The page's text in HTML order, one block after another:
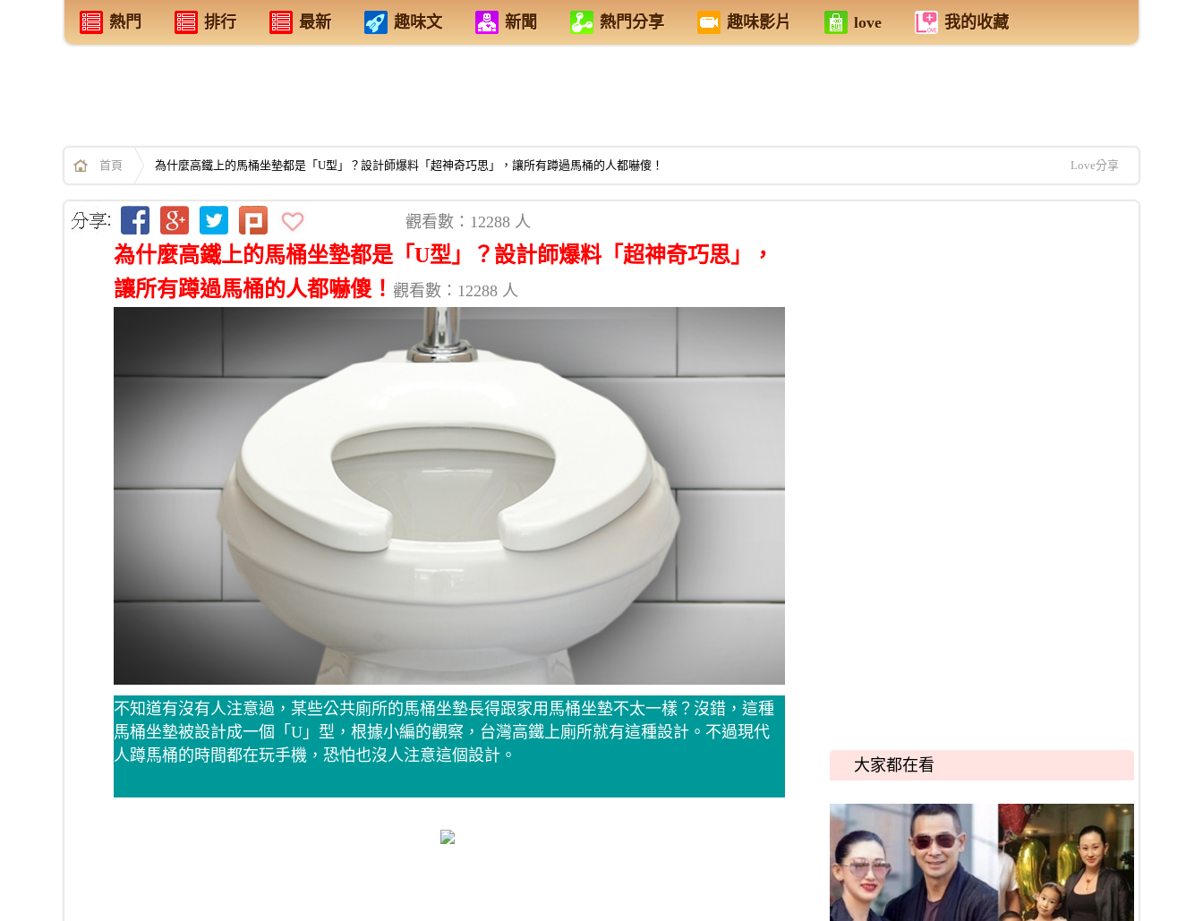
熱門 排行 最新 趣味文 新聞 熱門分享 趣味影片 love 我的收藏
首頁 為什麼高鐵上的馬桶坐墊都是「U型」？設計師爆料「超神奇巧思」，讓所有蹲過馬桶的人都嚇傻！ Love分享
觀看數：12288 人
為什麼高鐵上的馬桶坐墊都是「U型」？設計師爆料「超神奇巧思」，
讓所有蹲過馬桶的人都嚇傻！ 觀看數：12288 人
不知道有沒有人注意過，某些公共廁所的馬桶坐墊長得跟家用馬桶坐墊不太一樣？沒錯，這種
馬桶坐墊被設計成一個「U」型，根據小編的觀察，台灣高鐵上廁所就有這種設計。不過現代
人蹲馬桶的時間都在玩手機，恐怕也沒人注意這個設計。
大家都在看